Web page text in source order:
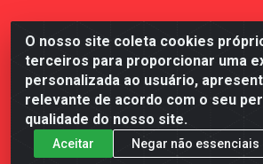
O nosso site coleta cookies
terceiros para proporcionar uma
personalizada ao usuário,
relevante de acordo com o seu
qualidade do nosso site.
Aceitar Negar não essenciais
Mécari Distribuidora - Av. Gury
Oeste. Campo Grande MS. CEP
70.357.959/0001-64